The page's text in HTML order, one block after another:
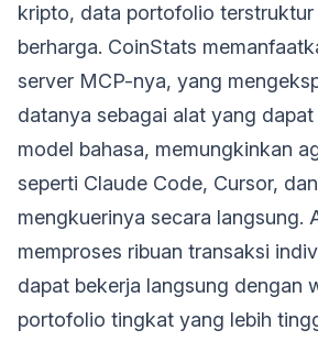
kripto, data portofolio terstruktur
berharga. CoinStats
server MCP-nya, yang
datanya sebagai alat yang
model bahasa, memungkinkan
seperti Claude Code, Cursor,
mengkuerinya secara langsung.
memproses ribuan transaksi
dapat bekerja langsung dengan
portofolio tingkat yang lebih